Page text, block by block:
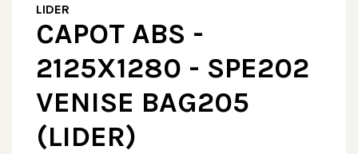
LIDER
CAPOT ABS -
2125X1280 - SPE202
VENISE BAG205
(LIDER)